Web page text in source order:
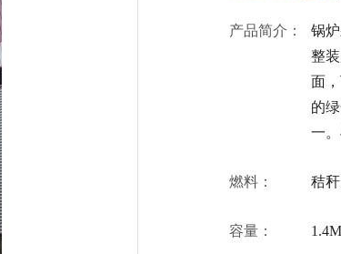
产品简介：
锅
整
面
的
一
燃料： 秸
容量：